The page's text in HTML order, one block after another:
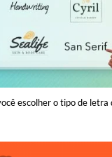
escolher o tipo de letra